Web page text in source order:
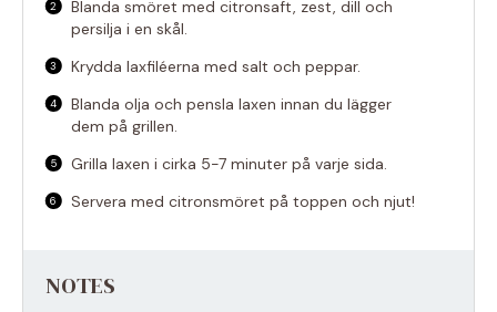
Blanda smöret med citronsaft, zest, dill och
persilja i en skål.
Krydda laxfiléerna med salt och peppar.
Blanda olja och pensla laxen innan du lägger
dem på grillen.
Grilla laxen i cirka 5-7 minuter på varje sida.
Servera med citronsmöret på toppen och njut!
NOTES